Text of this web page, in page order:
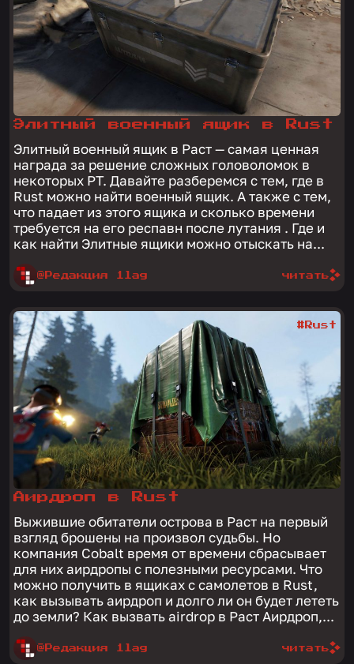
Элитный военный ящик в Rust
Элитный военный ящик в Раст — самая ценная
награда за решение сложных головоломок в
некоторых РТ. Давайте разберемся с тем, где в
Rust можно найти военный ящик. А также с тем,
что падает из этого ящика и сколько времени
требуется на его респавн после лутания . Где и
как найти Элитные ящики можно отыскать на...
@Редакция 1lag читать
Аирдроп в Rust
Выжившие обитатели острова в Раст на первый
взгляд брошены на произвол судьбы. Но
компания Cobalt время от времени сбрасывает
для них аирдропы с полезными ресурсами. Что
можно получить в ящиках с самолетов в Rust,
как вызывать аирдроп и долго ли он будет лететь
до земли? Как вызвать airdrop в Раст Аирдроп,...
@Редакция 1lag
#Rust
читать